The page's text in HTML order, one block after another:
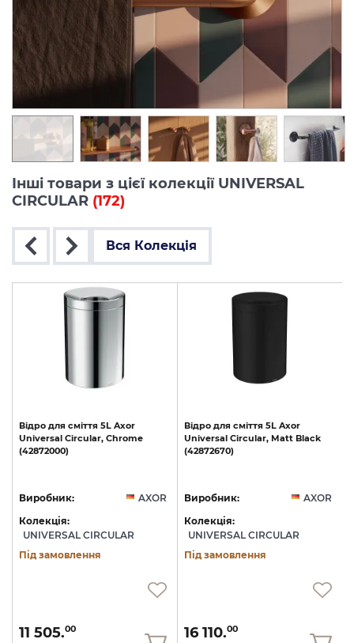
Інші товари з цієї колекції UNIVERSAL
CIRCULAR (172)
Вся Колекція
Відро для сміття 5L Axor
Universal Circular, Chrome
(42872000)
Виробник:
AXOR
Колекція:
UNIVERSAL CIRCULAR
Під замовлення
11 505.00
Відро для сміття 5L Axor
Universal Circular, Matt Black
(42872670)
Виробник:
AXOR
Колекція:
UNIVERSAL CIRCULAR
Під замовлення
16 110.00